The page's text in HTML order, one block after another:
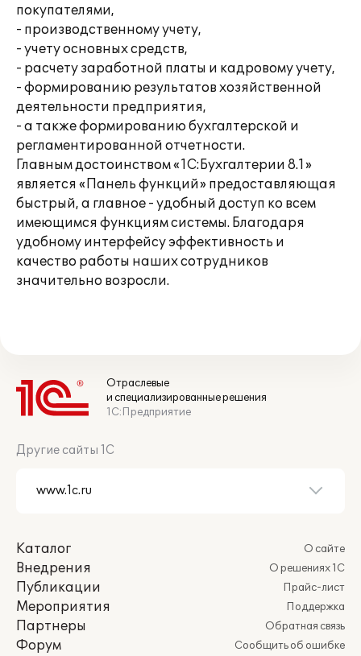
покупателями,
- производственному учету,
- учету основных средств,
- расчету заработной платы и кадровому учету,
- формированию результатов хозяйственной
деятельности предприятия,
- а также формированию бухгалтерской и
регламентированной отчетности.
Главным достоинством «1С:Бухгалтерии 8.1»
является «Панель функций» предоставляющая
быстрый, а главное - удобный доступ ко всем
имеющимся функциям системы. Благодаря
удобному интерфейсу эффективность и
качество работы наших сотрудников
значительно возросли.
Отраслевые
и специализированные решения
1С:Предприятие
Другие сайты 1С
Каталог
Внедрения
Публикации
Мероприятия
Партнеры
Форум
О сайте
О решениях 1С
Прайс-лист
Поддержка
Обратная связь
Сообщить об ошибке